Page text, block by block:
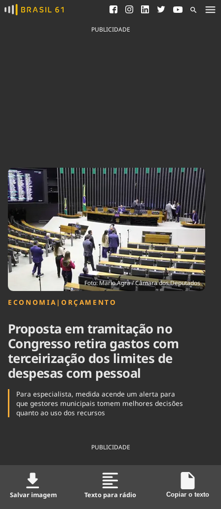
Ver todas as notícias
Saneamento
Indicadores
Agronegócios
Brasil
Brasil Mineral
Ciência &
Tecnologia
Cinema
Comportamento
Cultura
Economia
Educação
Infraestrutura
Internacional
Meio Ambiente
Podcast
Política
Saúde
Tempo
PUBLICIDADE
Foto: Mario Agra / Câmara dos Deputados
ECONOMIA | ORÇAMENTO
Proposta em tramitação no
Congresso retira gastos com
terceirização dos limites de
despesas com pessoal
Para especialista, medida acende um alerta para
que gestores municipais tomem melhores decisões
quanto ao uso dos recursos
PUBLICIDADE
Salvar imagem Texto para rádio Copiar o texto